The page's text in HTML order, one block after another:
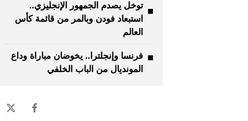
توخل يصدم الجمهور الإنجليزي..
استبعاد فودن وبالمر من قائمة كأس
العالم
فرنسا وإنجلترا.. يخوضان مباراة وداع
المونديال من الباب الخلفي